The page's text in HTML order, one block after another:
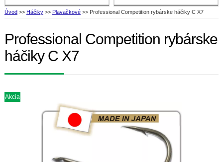
Úvod >> Háčiky >> Plavačkové >> Professional Competition rybárske háčiky C X7
Professional Competition rybárske
háčiky C X7
Akcia